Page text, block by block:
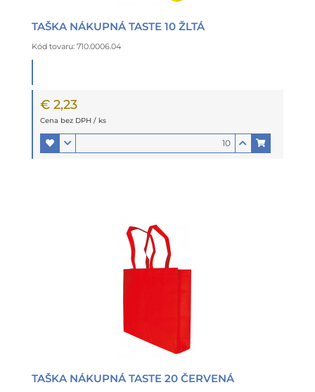
TAŠKA NÁKUPNÁ TASTE 10 ŽLTÁ
Kód tovaru: 710.0006.04
€ 2,23
Cena bez DPH / ks
TAŠKA NÁKUPNÁ TASTE 20 ČERVENÁ